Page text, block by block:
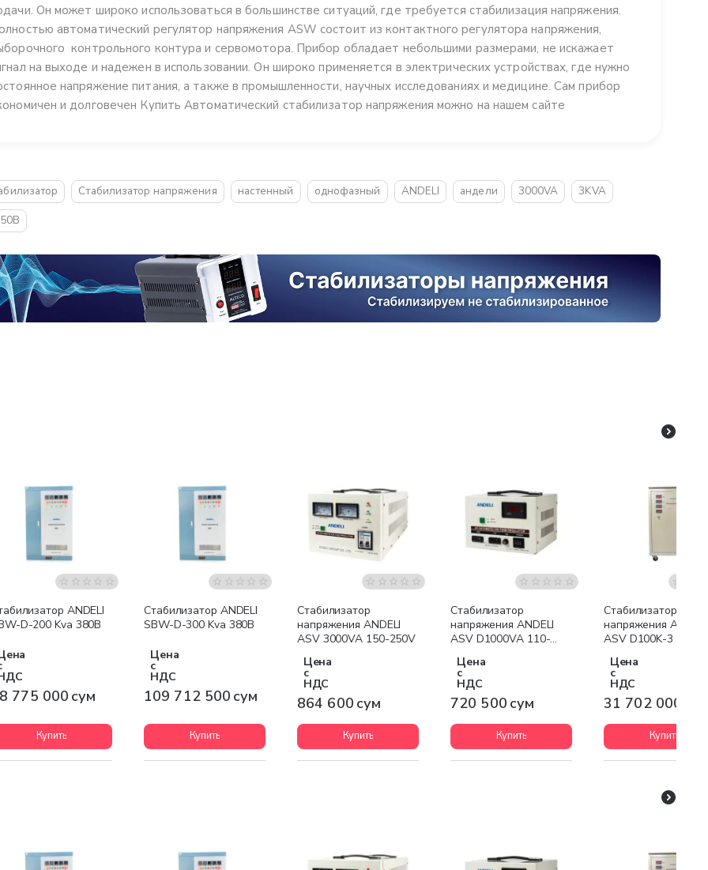
Он может широко использоваться в большинстве ситуаций, где требуется стабилизация напряжения.
автоматический регулятор напряжения ASW состоит из контактного регулятора напряжения,
контрольного контура и сервомотора. Прибор обладает небольшими размерами, не искажает
на выходе и надежен в использовании. Он широко применяется в электрических устройствах, где нужно
напряжение питания, а также в промышленности, научных исследованиях и медицине. Сам прибор
и долговечен Купить Автоматический стабилизатор напряжения можно на нашем сайте
Стабилизатор напряжения настенный однофазный ANDELI андели 3000VA
3KVA
доставка
ANDELI
D-200 Kva 380В
775 000 сум
Купить
Бесплатная доставка
Стабилизатор ANDELI
SBW-D-300 Kva 380В
Цена
с
НДС
109 712 500 сум
Купить
Стабилизатор
напряжения ANDELI
ASV 3000VA 150-250V
Цена
с
НДС
864 600 сум
Купить
Стабилизатор
напряжения ANDELI
ASV D1000VA 110-
Цена
с
НДС
720 500 сум
Купить
Бесплатная доставка
Стабилизатор
напряжения ANDELI
ASV D100K-3 190-
Цена
с
НДС
31 702 000
Купить